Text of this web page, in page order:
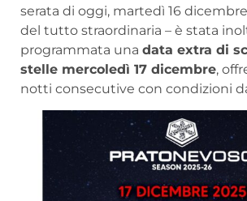
serata di oggi, martedì 16
del tutto straordinaria – è stata
programmata una data extra di
stelle mercoledì 17 dicembre,
notti consecutive con condizioni